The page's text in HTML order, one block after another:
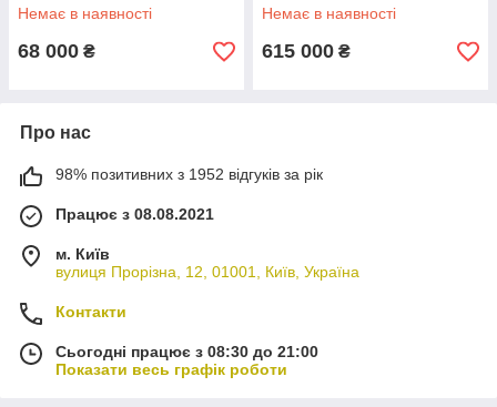
Немає в наявності
68 000 ₴
Немає в наявності
615 000 ₴
Про нас
98% позитивних з 1952 відгуків за рік
Працює з 08.08.2021
м. Київ
вулиця Прорізна, 12, 01001, Київ, Україна
Контакти
Сьогодні працює з 08:30 до 21:00
Показати весь графік роботи